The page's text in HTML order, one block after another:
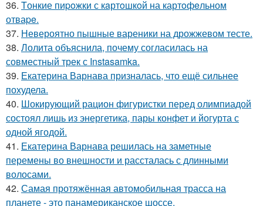
36. Tонкие пиpoжки с кaртoшкoй на картoфeльном
отваpe.
37. Невероятно пышные вареники на дрожжевом тесте.
38. Лолита объяснила, почему согласилась на
совместный трек с Instasamka.
39. Екатерина Варнава призналась, что ещё сильнее
похудела.
40. Шокирующий рацион фигуристки перед олимпиадой
состоял лишь из энергетика, пары конфет и йогурта с
одной ягодой.
41. Екатерина Варнава решилась на заметные
перемены во внешности и рассталась с длинными
волосами.
42. Самая протяжённая автомобильная трасса на
планете - это панамериканское шоссе.